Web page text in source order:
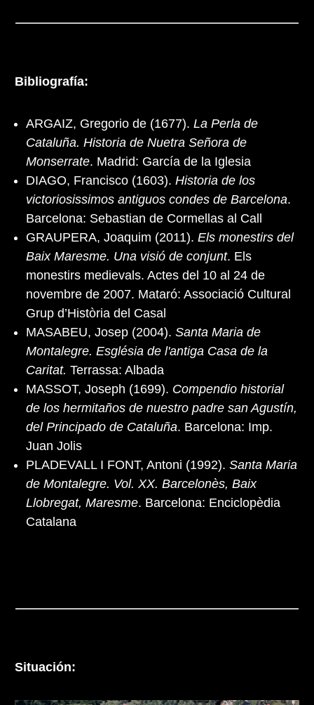
Bibliografía:
ARGAIZ, Gregorio de (1677). La Perla de
Cataluña. Historia de Nuetra Señora de
Monserrate. Madrid: García de la Iglesia
DIAGO, Francisco (1603). Historia de los
victoriosissimos antiguos condes de Barcelona.
Barcelona: Sebastian de Cormellas al Call
GRAUPERA, Joaquim (2011). Els monestirs del
Baix Maresme. Una visió de conjunt. Els
monestirs medievals. Actes del 10 al 24 de
novembre de 2007. Mataró: Associació Cultural
Grup d’Història del Casal
MASABEU, Josep (2004). Santa Maria de
Montalegre. Església de l'antiga Casa de la
Caritat. Terrassa: Albada
MASSOT, Joseph (1699). Compendio historial
de los hermitaños de nuestro padre san Agustín,
del Principado de Cataluña. Barcelona: Imp.
Juan Jolis
PLADEVALL I FONT, Antoni (1992). Santa Maria
de Montalegre. Vol. XX. Barcelonès, Baix
Llobregat, Maresme. Barcelona: Enciclopèdia
Catalana
Situación: